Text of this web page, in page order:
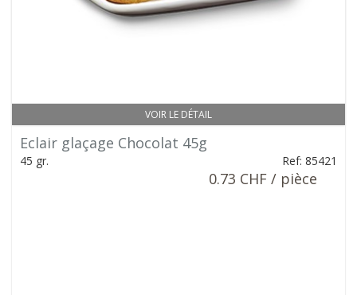
VOIR LE DÉTAIL
Eclair glaçage Chocolat 45g
45 gr. Ref: 85421
0.73 CHF / pièce